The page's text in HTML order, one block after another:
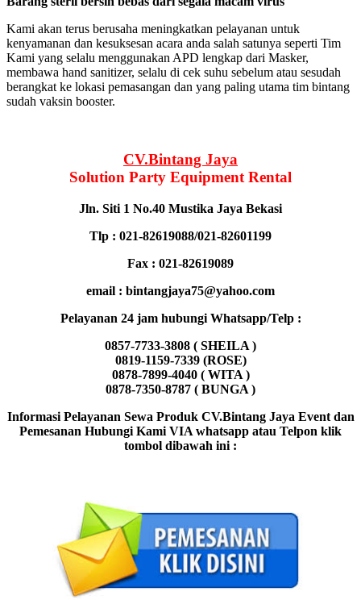
Kami akan terus berusaha meningkatkan pelayanan untuk
kenyamanan dan kesuksesan acara anda salah satunya seperti Tim
Kami yang selalu menggunakan APD lengkap dari Masker,
membawa hand sanitizer, selalu di cek suhu sebelum atau sesudah
berangkat ke lokasi pemasangan dan yang paling utama tim bintang
sudah vaksin booster.
CV.Bintang Jaya
Solution Party EquipmentRental
Jln. Siti 1 No.40 Mustika Jaya Bekasi
Tlp : 021-82619088/021-82601199
Fax : 021-82619089
email : bintangjaya75@yahoo.com
Pelayanan 24 jam hubungi Whatsapp/Telp :
0857-7733-3808 ( SHEILA )
0819-1159-7339 (ROSE)
0878-7899-4040 ( WITA )
0878-7350-8787 ( BUNGA )
Informasi Pelayanan Sewa Produk CV.Bintang Jaya Event dan
Pemesanan Hubungi Kami VIA whatsapp atau Telpon klik
tombol dibawah ini :